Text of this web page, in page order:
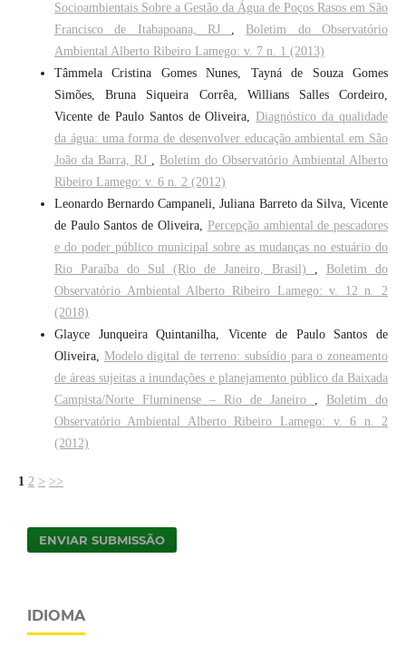
Socioambientais Sobre a Gestão da Água de Poços Rasos em São
Francisco de Itabapoana, RJ , Boletim do Observatório
Ambiental Alberto Ribeiro Lamego: v. 7 n. 1 (2013)
Tâmmela Cristina Gomes Nunes, Tayná de Souza Gomes
Simões, Bruna Siqueira Corrêa, Willians Salles Cordeiro,
Vicente de Paulo Santos de Oliveira, Diagnóstico da qualidade
da água: uma forma de desenvolver educação ambiental em São
João da Barra, RJ , Boletim do Observatório Ambiental Alberto
Ribeiro Lamego: v. 6 n. 2 (2012)
Leonardo Bernardo Campaneli, Juliana Barreto da Silva, Vicente
de Paulo Santos de Oliveira, Percepção ambiental de pescadores
e do poder público municipal sobre as mudanças no estuário do
Rio Paraíba do Sul (Rio de Janeiro, Brasil) , Boletim do
Observatório Ambiental Alberto Ribeiro Lamego: v. 12 n. 2
(2018)
Glayce Junqueira Quintanilha, Vicente de Paulo Santos de
Oliveira, Modelo digital de terreno: subsídio para o zoneamento
de áreas sujeitas a inundações e planejamento público da Baixada
Campista/Norte Fluminense – Rio de Janeiro , Boletim do
Observatório Ambiental Alberto Ribeiro Lamego: v. 6 n. 2
(2012)
1 2 > >>
ENVIAR SUBMISSÃO
IDIOMA